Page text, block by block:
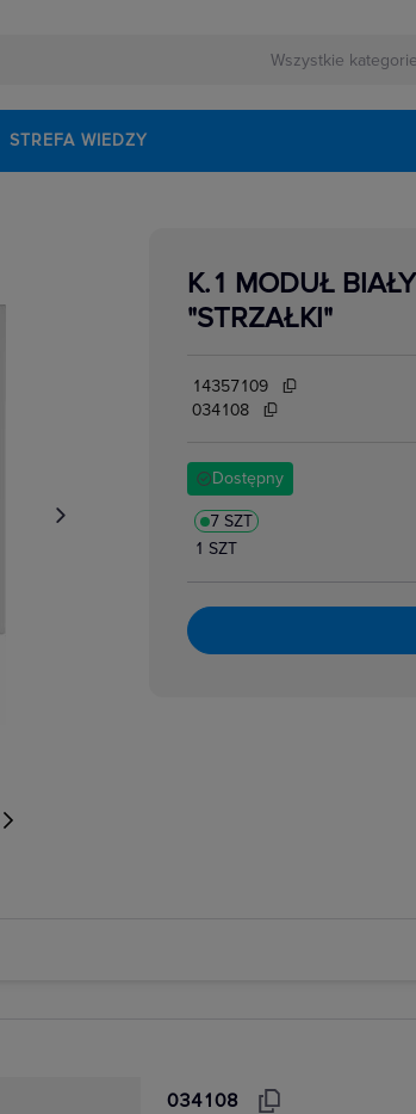
STREFA WIEDZY
K.1 MODUŁ
"STRZAŁKI"
14357109
034108
Dostępny
7 SZT
1 SZT
034108